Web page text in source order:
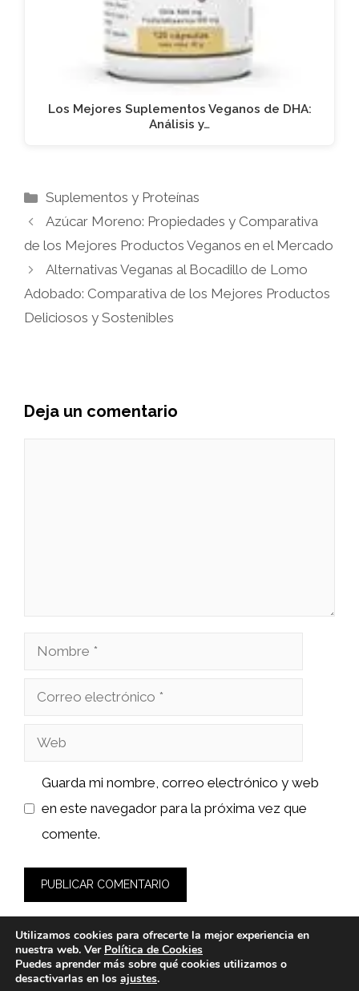
Los Mejores Suplementos Veganos de DHA:
Análisis y…
Categorías
Suplementos y Proteínas
Azúcar Moreno: Propiedades y Comparativa
de los Mejores Productos Veganos en el Mercado
Alternativas Veganas al Bocadillo de Lomo
Adobado: Comparativa de los Mejores Productos
Deliciosos y Sostenibles
Deja un comentario
Nombre
Correo
Web
Guarda mi nombre, correo electrónico y web
en este navegador para la próxima vez que
comente.
© 2026 bioloco.es -Política de Privacidad y Aviso Legal
Utilizamos cookies para ofrecerte la mejor experiencia en
nuestra web. Ver Política de Cookies
Puedes aprender más sobre qué cookies utilizamos o
desactivarlas en los ajustes.